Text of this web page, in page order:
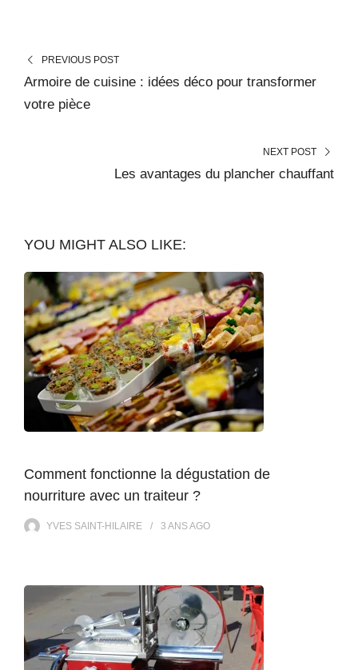
PREVIOUS POST
Armoire de cuisine : idées déco pour transformer
votre pièce
NEXT POST
Les avantages du plancher chauffant
YOU MIGHT ALSO LIKE:
Comment fonctionne la dégustation de
nourriture avec un traiteur ?
YVES SAINT-HILAIRE 3 ANSAGO